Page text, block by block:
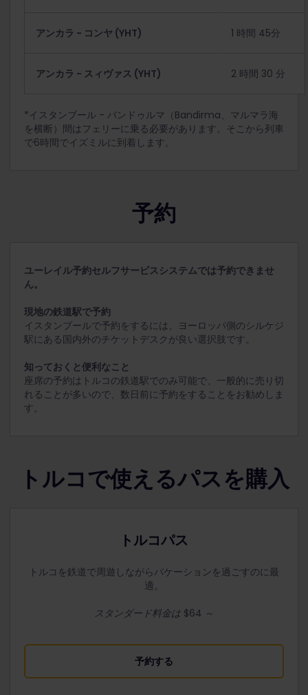
アンカラ - コンヤ (YHT) 1 時間 45分
アンカラ - スィヴァス (YHT) 2 時間 30 分
*イスタンブール - バンドゥルマ（Bandirma、マルマラ海
を横断）間はフェリーに乗る必要があります。そこから列車
で6時間でイズミルに到着します。
予約
ユーレイル予約セルフサービスシステムでは予約できませ
ん。
現地の鉄道駅で予約
イスタンブールで予約をするには、ヨーロッパ側のシルケジ
駅にある国内外のチケットデスクが良い選択肢です。
知っておくと便利なこと
座席の予約はトルコの鉄道駅でのみ可能で、一般的に売り切
れることが多いので、数日前に予約をすることをお勧めしま
す。
トルコで使えるパスを購入
トルコパス
トルコを鉄道で周遊しながらバケーションを過ごすのに最
適。
スタンダード料金は $64 ～
予約する